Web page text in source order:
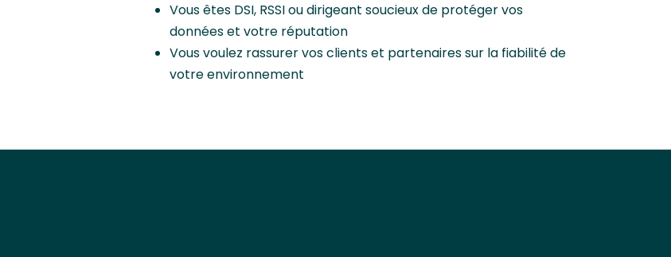
Vous êtes DSI, RSSI ou dirigeant soucieux de protéger vos
données et votre réputation
Vous voulez rassurer vos clients et partenaires sur la fiabilité de
votre environnement